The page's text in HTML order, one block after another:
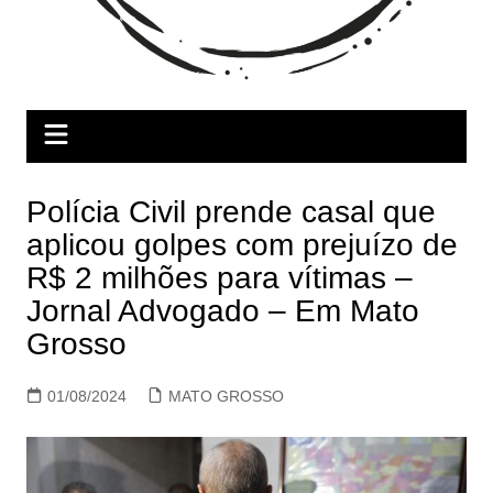
Polícia Civil prende casal que
aplicou golpes com prejuízo de
R$ 2 milhões para vítimas –
Jornal Advogado – Em Mato
Grosso
01/08/2024 MATO GROSSO